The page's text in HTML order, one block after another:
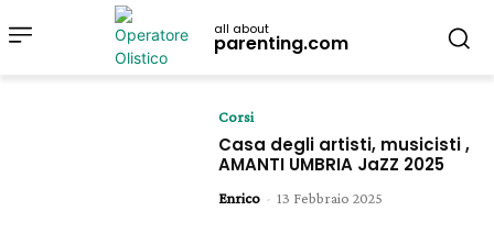
all about
parenting.com
Corsi
Casa degli artisti, musicisti ,
AMANTI UMBRIA JaZZ 2025
Enrico - 13 Febbraio 2025